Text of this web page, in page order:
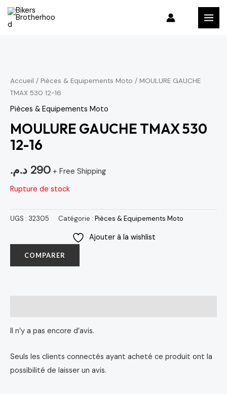
Aller
Accueil / Pièces & Equipements Moto / MOULURE GAUCHE
TMAX 530 12-16
Pièces & Equipements Moto
MOULURE GAUCHE TMAX 530
12-16
290 د.م.
+ Free Shipping
Rupture de stock
UGS : 32305 Catégorie : Pièces & Equipements Moto
Ajouter à la wishlist
COMPARER
Il n’y a pas encore d’avis.
Seuls les clients connectés ayant acheté ce produit ont la
possibilité de laisser un avis.